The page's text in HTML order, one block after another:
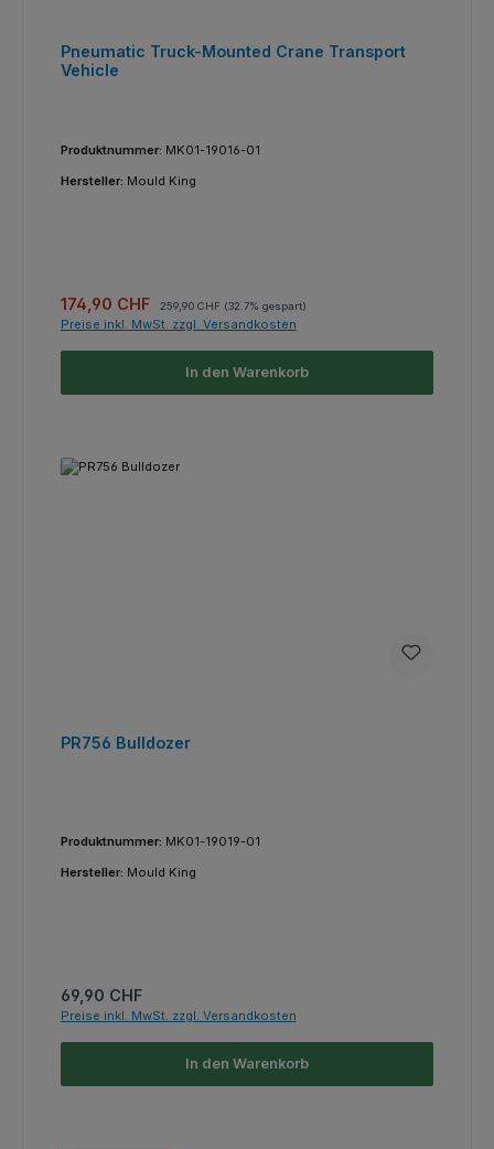
Pneumatic Truck-Mounted Crane Transport
Vehicle
Produktnummer: MK01-19016-01
Hersteller: Mould King
Verkaufspreis:
174,90 CHF 259,90 CHF (32.7% gespart)
Preise inkl. MwSt. zzgl. Versandkosten
In den Warenkorb
PR756 Bulldozer
Produktnummer: MK01-19019-01
Hersteller: Mould King
Regulärer Preis:
69,90 CHF
Preise inkl. MwSt. zzgl. Versandkosten
In den Warenkorb